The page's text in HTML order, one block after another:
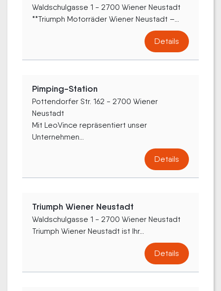
Waldschulgasse 1 - 2700 Wiener Neustadt
**Triumph Motorräder Wiener Neustadt –...
Details
Pimping-Station
Pottendorfer Str. 162 - 2700 Wiener
Neustadt
Mit LeoVince repräsentiert unser
Unternehmen...
Details
Triumph Wiener Neustadt
Waldschulgasse 1 - 2700 Wiener Neustadt
Triumph Wiener Neustadt ist Ihr...
Details